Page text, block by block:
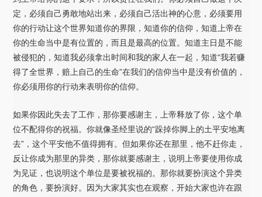
定，必须自己勇敢地站出来，必须自己活出神的心意，必须要用
你的行动让这个世界知道你的界限，知道你的信仰，知道上帝在
你的生命当中是有位置的，而且是最高的位置。知道主日是不能
被侵犯的，知道我必须拿出时间和我的家人在一起，知道“我若赚
得了全世界，赔上自己的生命”在我们的信仰当中是没有价值的，
你必须用你的行动来表明你的信仰。
如果你因此失去了工作，那你要感谢主，上帝释放了你，这个单
位不配得你的祝福。你就像圣经里说的“跺掉你脚上的土平安地离
去”，这个平安他不值得拥有。但如果你还在那里，他不赶你走，
反让你成为那里的异类，那你就要感谢主，说明上帝要使用你成
为见证，也说明这个单位是要被祝福的。那你就要扮演这个异类
的角色，要扮演好。因为大家其实也在观察，开始大家也许在跟